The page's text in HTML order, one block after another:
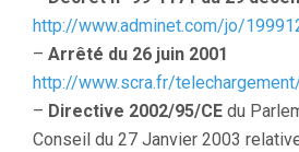
http://www.adminet.com/jo/
– Arrêté du 26 juin 2001
http://www.scra.fr/
– Directive 2002/95/CE du
Conseil du 27 Janvier 2003